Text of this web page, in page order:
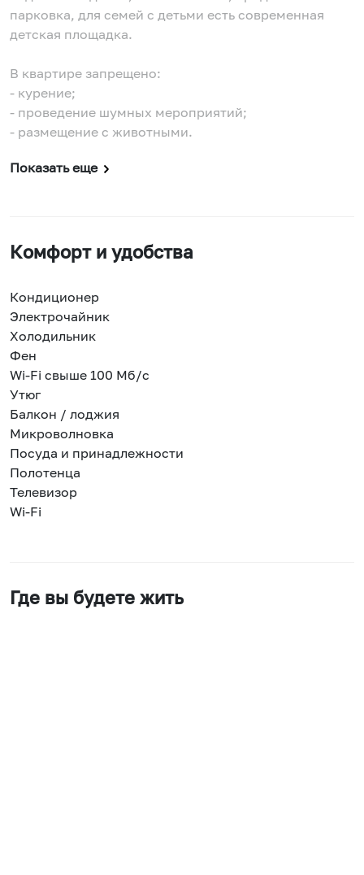
парковка, для семей с детьми есть современная
детская площадка.
В квартире запрещено:
- курение;
- проведение шумных мероприятий;
- размещение с животными.
Показать еще
Комфорт и удобства
Кондиционер
Электрочайник
Холодильник
Фен
Wi-Fi свыше 100 Мб/с
Утюг
Балкон / лоджия
Микроволновка
Посуда и принадлежности
Полотенца
Телевизор
Wi-Fi
Где вы будете жить